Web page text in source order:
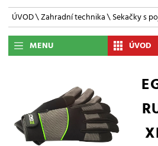
ÚVOD\Zahradní technika\Sekačky s
MENU ÚVOD